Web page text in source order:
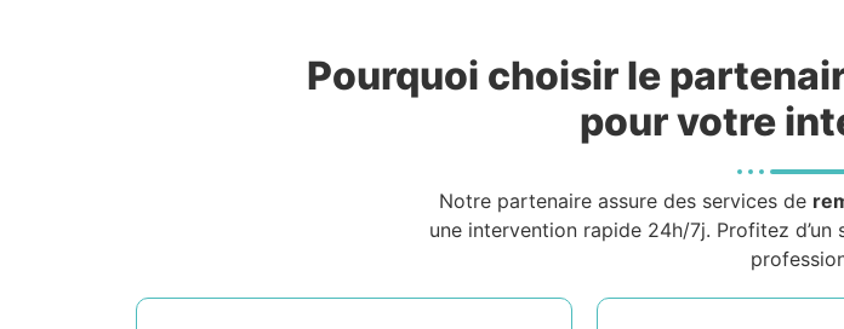
Pourquoi choisir le
pour votre
Notre partenaire assure des services de
une intervention rapide 24h/7j. Profitez d’un